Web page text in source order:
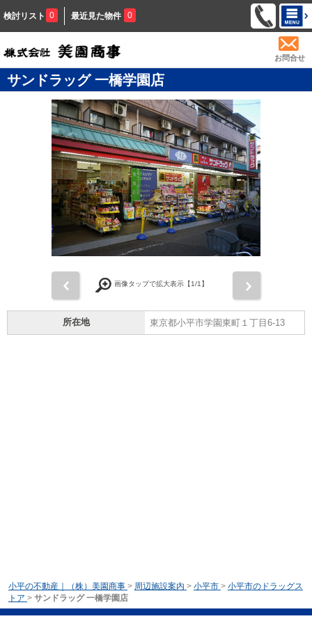
検討リスト 0 最近見た物件 0
お問合せ
サンドラッグ 一橋学園店
画像タップで拡大表示【1/1】
所在地 東京都小平市学園東町１丁目6-13
小平の不動産｜（株）美園商事 > 周辺施設案内 > 小平市 > 小平市のドラッグス
トア > サンドラッグ 一橋学園店